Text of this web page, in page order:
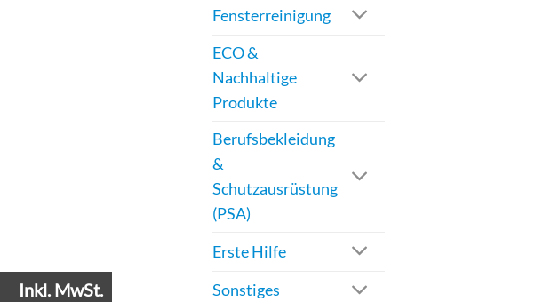
Inkl. MwSt.
Fensterreinigung
ECO &
Nachhaltige
Produkte
Berufsbekleidung
&
Schutzausrüstung
(PSA)
Erste Hilfe
Sonstiges